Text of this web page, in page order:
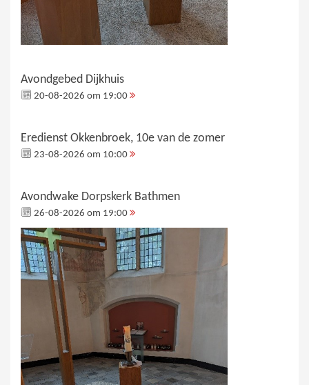
Avondgebed Dijkhuis
20-08-2026 om 19:00
Eredienst Okkenbroek, 10e van de zomer
23-08-2026 om 10:00
Avondwake Dorpskerk Bathmen
26-08-2026 om 19:00